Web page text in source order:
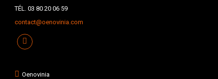
TÉL. 03 80 20 06 59
contact@oenovinia.com
Oenovinia